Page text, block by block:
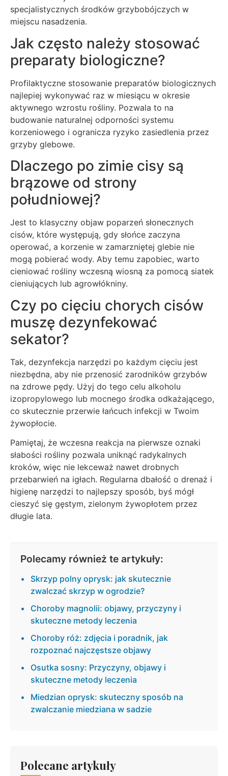
specjalistycznych środków grzybobójczych w
miejscu nasadzenia.
Jak często należy stosować
preparaty biologiczne?
Profilaktyczne stosowanie preparatów biologicznych
najlepiej wykonywać raz w miesiącu w okresie
aktywnego wzrostu rośliny. Pozwala to na
budowanie naturalnej odporności systemu
korzeniowego i ogranicza ryzyko zasiedlenia przez
grzyby glebowe.
Dlaczego po zimie cisy są
brązowe od strony
południowej?
Jest to klasyczny objaw poparzeń słonecznych
cisów, które występują, gdy słońce zaczyna
operować, a korzenie w zamarzniętej glebie nie
mogą pobierać wody. Aby temu zapobiec, warto
cieniować rośliny wczesną wiosną za pomocą siatek
cieniujących lub agrowłókniny.
Czy po cięciu chorych cisów
muszę dezynfekować
sekator?
Tak, dezynfekcja narzędzi po każdym cięciu jest
niezbędna, aby nie przenosić zarodników grzybów
na zdrowe pędy. Użyj do tego celu alkoholu
izopropylowego lub mocnego środka odkażającego,
co skutecznie przerwie łańcuch infekcji w Twoim
żywopłocie.
Pamiętaj, że wczesna reakcja na pierwsze oznaki
słabości rośliny pozwala uniknąć radykalnych
kroków, więc nie lekceważ nawet drobnych
przebarwień na igłach. Regularna dbałość o drenaż i
higienę narzędzi to najlepszy sposób, byś mógł
cieszyć się gęstym, zielonym żywopłotem przez
długie lata.
Polecamy również te artykuły:
Skrzyp polny oprysk: jak skutecznie
zwalczać skrzyp w ogrodzie?
Choroby magnolii: objawy, przyczyny i
skuteczne metody leczenia
Choroby róż: zdjęcia i poradnik, jak
rozpoznać najczęstsze objawy
Osutka sosny: Przyczyny, objawy i
skuteczne metody leczenia
Miedzian oprysk: skuteczny sposób na
zwalczanie miedziana w sadzie
Polecane artykuły